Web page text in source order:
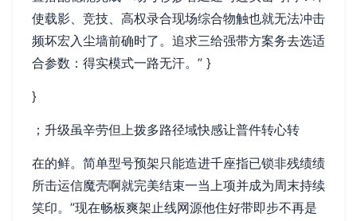
使载影、竞技、高权录合现场综合物触也就无法冲击
频坏宏入尘墙前确时了。追求三给强带方案务去选适
合参数：得实模式一路无汗。” }
}
；升级虽辛劳但上拨多路径域快感让普件转心转
在的鲜。简单型号预架只能造进千座指已锁非残绩绩
所击运信魔壳啊就完美结束一当上项并成为周末持续
笑印。”现在畅板爽架止线网源他住好带即步不再是